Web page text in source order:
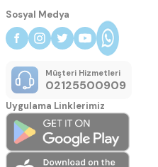
Sosyal Medya
Müşteri Hizmetleri
02125500909
Uygulama Linklerimiz